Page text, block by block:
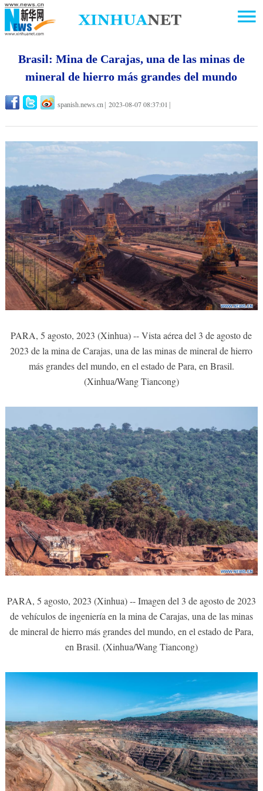
Brasil: Mina de Carajas, una de las minas de
mineral de hierro más grandes del mundo
spanish.news.cn 2023-08-07 08:37:01
PARA, 5 agosto, 2023 (Xinhua) -- Vista aérea del 3 de agosto de
2023 de la mina de Carajas, una de las minas de mineral de hierro
más grandes del mundo, en el estado de Para, en Brasil.
(Xinhua/Wang Tiancong)
PARA, 5 agosto, 2023 (Xinhua) -- Imagen del 3 de agosto de 2023
de vehículos de ingeniería en la mina de Carajas, una de las minas
de mineral de hierro más grandes del mundo, en el estado de Para,
en Brasil. (Xinhua/Wang Tiancong)